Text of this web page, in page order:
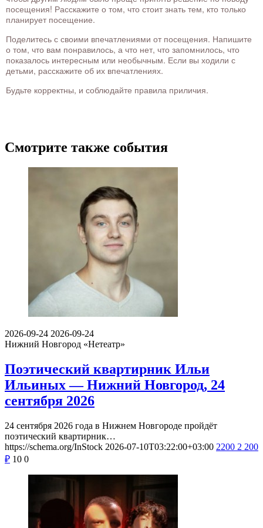
посещения! Расскажите о том, что стоит знать тем, кто только
планирует посещение.
Поделитесь с своими впечатлениями от посещения. Напишите
о том, что вам понравилось, а что нет, что запомнилось, что
показалось интересным или необычным. Если вы ходили с
детьми, расскажите об их впечатлениях.
Будьте корректны, и соблюдайте правила приличия.
Смотрите также события
2026-09-24 2026-09-24
Нижний Новгород «Нетеатр»
Поэтический квартирник Ильи
Ильиных — Нижний Новгород, 24
сентября 2026
24 сентября 2026 года в Нижнем Новгороде пройдёт
поэтический квартирник…
https://schema.org/InStock 2026-07-10T03:22:00+03:00 2200 2 200
₽ 10 0